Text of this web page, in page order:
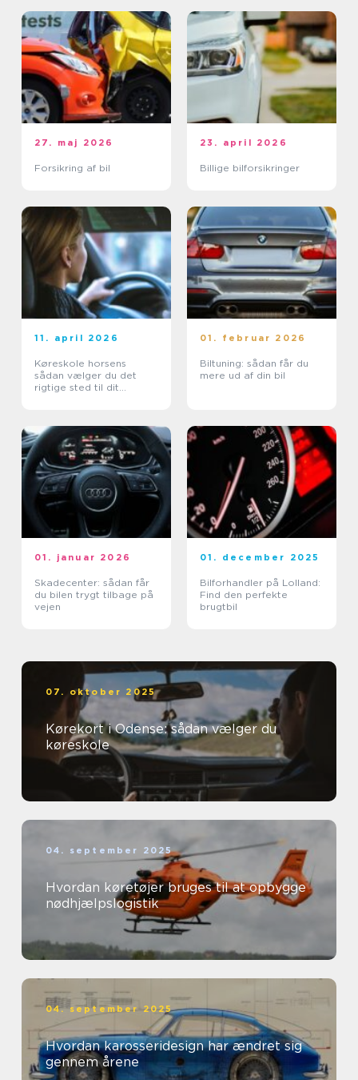
27. maj 2026
Forsikring af bil
23. april 2026
Billige bilforsikringer
11. april 2026
Køreskole horsens
sådan vælger du det
rigtige sted til dit
01. februar 2026
Biltuning: sådan får du
mere ud af din bil
01. januar 2026
Skadecenter: sådan får
du bilen trygt tilbage på
vejen
01. december 2025
Bilforhandler på Lolland:
Find den perfekte
brugtbil
07. oktober 2025
Kørekort i Odense: sådan vælger du
køreskole
04. september 2025
Hvordan køretøjer bruges til at opbygge
nødhjælpslogistik
04. september 2025
Hvordan karosseridesign har ændret sig
gennem årene